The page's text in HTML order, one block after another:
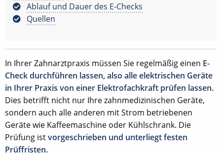
Ablauf und Dauer des E-Checks
Quellen
In Ihrer Zahnarztpraxis müssen Sie regelmäßig einen E-
Check durchführen lassen, also alle elektrischen Geräte
in Ihrer Praxis von einer Elektrofachkraft prüfen lassen.
Dies betrifft nicht nur Ihre zahnmedizinischen Geräte,
sondern auch alle anderen mit Strom betriebenen
Geräte wie Kaffeemaschine oder Kühlschrank. Die
Prüfung istvorgeschrieben und unterliegt festen
Prüffristen.